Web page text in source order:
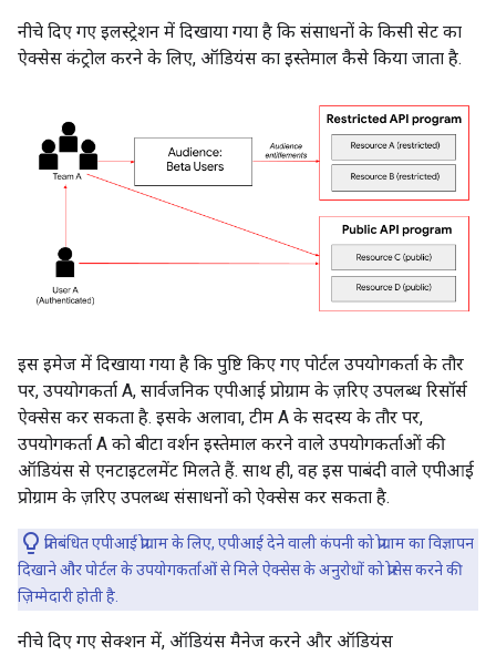
नीचे दिए गए इलस्ट्रेशन में दिखाया गया है कि संसाधनों के किसी सेट का
ऐक्सेस कंट्रोल करने के लिए, ऑडियंस का इस्तेमाल कैसे किया जाता है.
इस इमेज में दिखाया गया है कि पुष्टि किए गए पोर्टल उपयोगकर्ता के तौर
पर, उपयोगकर्ता A, सार्वजनिक एपीआई प्रोग्राम के ज़रिए उपलब्ध रिसॉर्स
ऐक्सेस कर सकता है. इसके अलावा, टीम A के सदस्य के तौर पर,
उपयोगकर्ता A को बीटा वर्शन इस्तेमाल करने वाले उपयोगकर्ताओं की
ऑडियंस से एनटाइटलमेंट मिलते हैं. साथ ही, वह इस पाबंदी वाले एपीआई
प्रोग्राम के ज़रिए उपलब्ध संसाधनों को ऐक्सेस कर सकता है.
प्रतिबंधित एपीआई प्रोग्राम के लिए, एपीआई देने वाली कंपनी को प्रोग्राम का विज्ञापन
दिखाने और पोर्टल के उपयोगकर्ताओं से मिले ऐक्सेस के अनुरोधों को प्रोसेस करने की
ज़िम्मेदारी होती है.
नीचे दिए गए सेक्शन में, ऑडियंस मैनेज करने और ऑडियंस